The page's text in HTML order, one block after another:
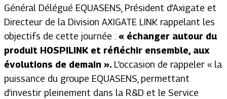
Général Délégué EQUASENS, Président d’Axigate et
Directeur de la Division AXIGATE LINK rappelant les
objectifs de cette journée : « échanger autour du
produit HOSPILINK et réfléchir ensemble, aux
évolutions de demain ». L’occasion de rappeler « la
puissance du groupe EQUASENS, permettant
d’investir pleinement dans la R&D et le Service